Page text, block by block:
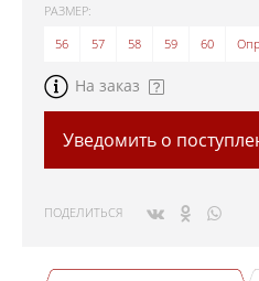
РАЗМЕР:
56
57 58 59 60
На заказ
Уведомить о
ПОДЕЛИТЬСЯ